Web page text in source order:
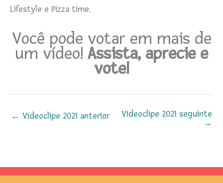
Lifestyle e Pizza time.
Você pode votar em mais de
um vídeo! Assista, aprecie e
vote!
← Videoclipe 2021 anterior
Videoclipe 2021 seguinte
→